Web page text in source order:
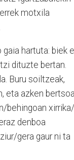
motxila
hartuta: biek
dituzte bertan.
Buru soiltzeak,
eta azken
behingoan xirrika/
denboa
gera gaur ni ta